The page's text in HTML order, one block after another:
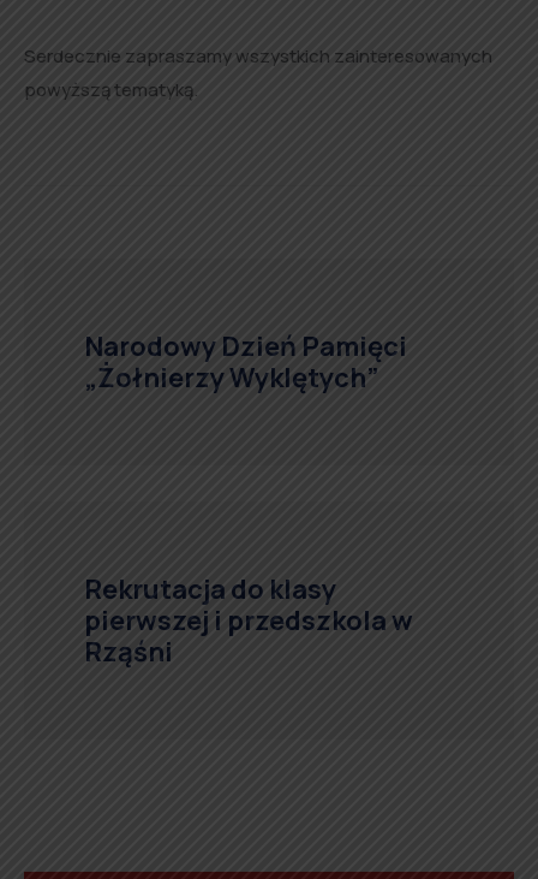
Serdecznie zapraszamy wszystkich zainteresowanych
powyższą tematyką.
Narodowy Dzień Pamięci
„Żołnierzy Wyklętych”
Rekrutacja do klasy
pierwszej i przedszkola w
Rząśni